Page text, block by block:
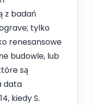
z badań
tylko
renesansowe
budowle, lub
są
data
kiedy S.